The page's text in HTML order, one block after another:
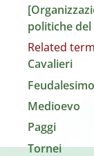
politiche
Related term
Cavalieri
Feudalesimo
Medioevo
Paggi
Tornei